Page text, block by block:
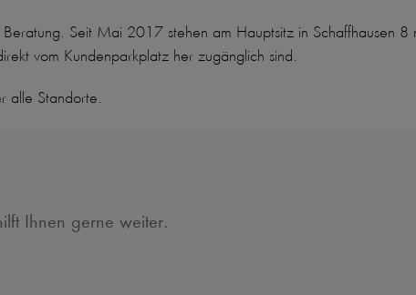
Seit Mai 2017 stehen am Hauptsitz in Schaffhausen
vom Kundenparkplatz her zugänglich sind.
alle Standorte.
Ihnen gerne weiter.